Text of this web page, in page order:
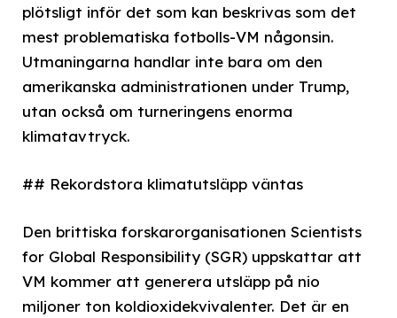
plötsligt inför det som kan beskrivas som det
mest problematiska fotbolls-VM någonsin.
Utmaningarna handlar inte bara om den
amerikanska administrationen under Trump,
utan också om turneringens enorma
klimatavtryck.
## Rekordstora klimatutsläpp väntas
Den brittiska forskarorganisationen Scientists
for Global Responsibility (SGR) uppskattar att
VM kommer att generera utsläpp på nio
miljoner ton koldioxidekvivalenter. Det är en